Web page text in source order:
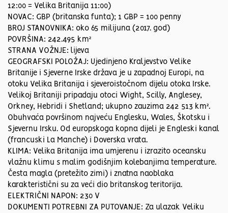
12:00 = Velika Britanija 11:00)
NOVAC: GBP (britanska funta); 1 GBP = 100 penny
BROJ STANOVNIKA: oko 65 milijuna (2017. god)
POVRŠINA: 242.495 km²
STRANA VOŽNJE: lijeva
GEOGRAFSKI POLOŽAJ: Ujedinjeno Kraljevstvo Velike
Britanije i Sjeverne Irske država je u zapadnoj Europi, na
otoku Velika Britanija i sjeveroistočnom dijelu otoka Irske.
Velikoj Britaniji pripadaju otoci Wight, Scilly, Anglesey,
Orkney, Hebridi i Shetland; ukupno zauzima 242 513 km².
Obuhvaća površinom najveću Englesku, Wales, Škotsku i
Sjevernu Irsku. Od europskoga kopna dijeli je Engleski kanal
(francuski La Manche) i Doverska vrata.
KLIMA: Velika Britanija ima umjerenu i izrazito oceansku
vlažnu klimu s malim godišnjim kolebanjima temperature.
Česta magla (pretežito zimi) i znatna naoblaka
karakteristični su za veći dio britanskog teritorija.
ELEKTRIČNI NAPON: 230 V
DOKUMENTI POTREBNI ZA PUTOVANJE: Za ulazak Veliku